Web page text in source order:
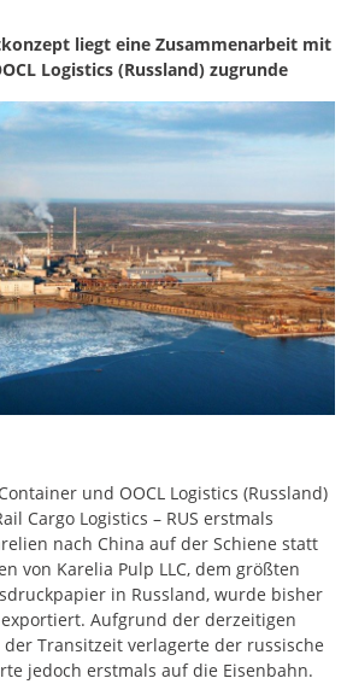
liegt eine Zusammenarbeit mit
Logistics (Russland) zugrunde
und OOCL Logistics (Russland)
Cargo Logistics – RUS erstmals
nach China auf der Schiene statt
von Karelia Pulp LLC, dem größten
in Russland, wurde bisher
Aufgrund der derzeitigen
Transitzeit verlagerte der russische
jedoch erstmals auf die Eisenbahn.